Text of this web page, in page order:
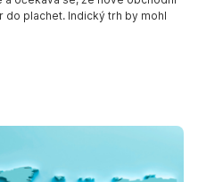
plachet. Indický trh by mohl
cestě k růstu a uzavírá
ERSTE STOCK WORLD?